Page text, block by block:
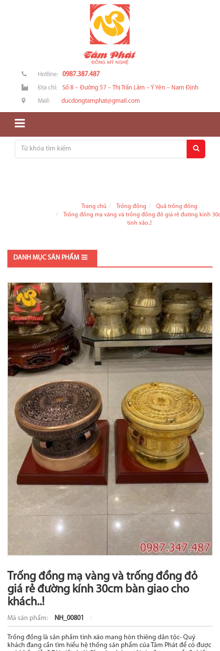
Hotline: 0987.387.487
Địa chỉ: Số 8 – Đường 57 – Thị Trấn Lâm – Ý Yên – Nam Định
Mail: ducdongtamphat@gmail.com
Trang chủ Trống đồng
Quả trống đồng
Trống đồng mạ vàng và trống đồng đỏ giá rẻ đường kính
tinh xảo..!
DANH MỤC SẢN PHẨM
Trống đồng mạ vàng và trống đồng đỏ
giá rẻ đường kính 30cm bàn giao cho
khách..!
Mã sản phẩm: NH_00801
Trống đồng là sản phẩm tinh xảo mang hòn thiêng dân tộc- Quý
khách đang cần tìm hiểu hệ thống sản phẩm của Tâm Phát để có được